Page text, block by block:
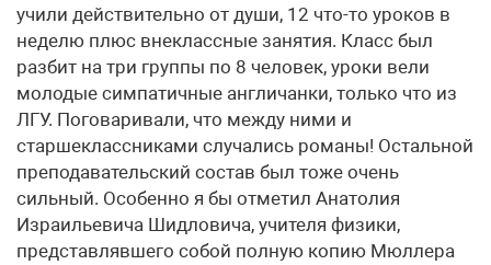
учили действительно от души, 12 что-то уроков в
неделю плюс внеклас­сные занятия. Класс был
разбит на три группы по 8 человек, уроки вели
молодые симпатичные англичанки, только что из
ЛГУ. Поговаривали, что между ними и
старшеклассниками случались романы! Остальной
преподавательский состав был тоже очень
сильный. Особенно я бы отметил Анатолия
Израильевича Шидловича, учителя физики,
представлявшего собой полную копию Мюллера